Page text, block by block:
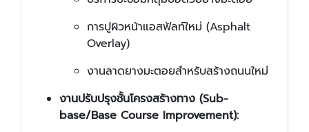
การปูผิวหน้าแอสฟัลท์ใหม่ (Asphalt
Overlay)
งานลาดยางมะตอยสำหรับสร้างถนนใหม่
งานปรับปรุงชั้นโครงสร้างทาง (Sub-
base/Base Course Improvement):